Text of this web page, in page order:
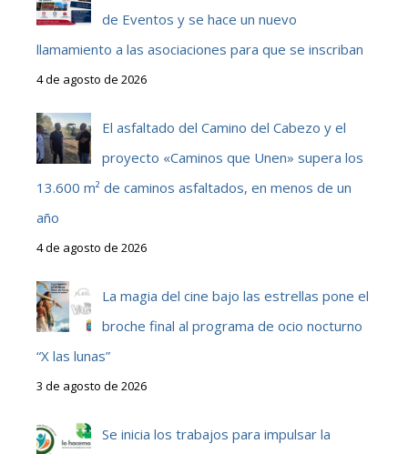
de Eventos y se hace un nuevo
llamamiento a las asociaciones para que se inscriban
4 de agosto de 2026
El asfaltado del Camino del Cabezo y el
proyecto «Caminos que Unen» supera los
13.600 m² de caminos asfaltados, en menos de un
año
4 de agosto de 2026
La magia del cine bajo las estrellas pone el
broche final al programa de ocio nocturno
“X las lunas”
3 de agosto de 2026
Se inicia los trabajos para impulsar la